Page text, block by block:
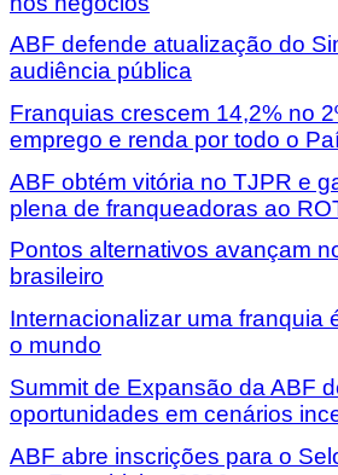
ABF defende atualização do
audiência pública
Franquias crescem 14,2% no
emprego e renda por todo o
ABF obtém vitória no TJPR e
plena de franqueadoras ao
Pontos alternativos avançam
brasileiro
Internacionalizar uma franquia
o mundo
Summit de Expansão da ABF
oportunidades em cenários
ABF abre inscrições para o